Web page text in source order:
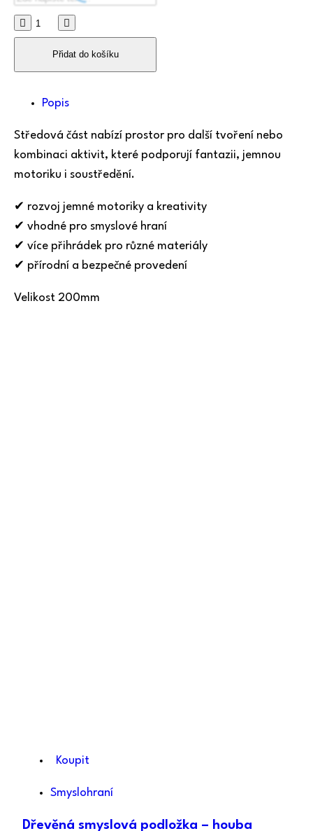
Přidat do košíku
Popis
Středová část nabízí prostor pro další tvoření nebo
kombinaci aktivit, které podporují fantazii, jemnou
motoriku i soustředění.
✔ rozvoj jemné motoriky a kreativity
✔ vhodné pro smyslové hraní
✔ více přihrádek pro různé materiály
✔ přírodní a bezpečné provedení
Velikost 200mm
Koupit
Smyslohraní
Dřevěná smyslová podložka – houba